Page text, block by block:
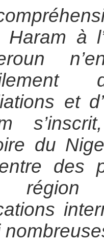
Haram à
et
du
des